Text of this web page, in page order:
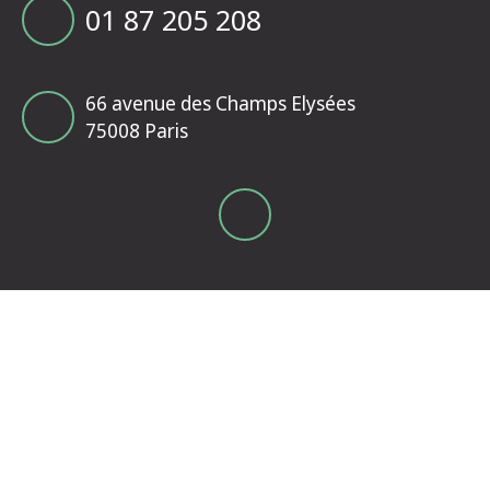
01 87 205 208
66 avenue des Champs Elysées
75008 Paris